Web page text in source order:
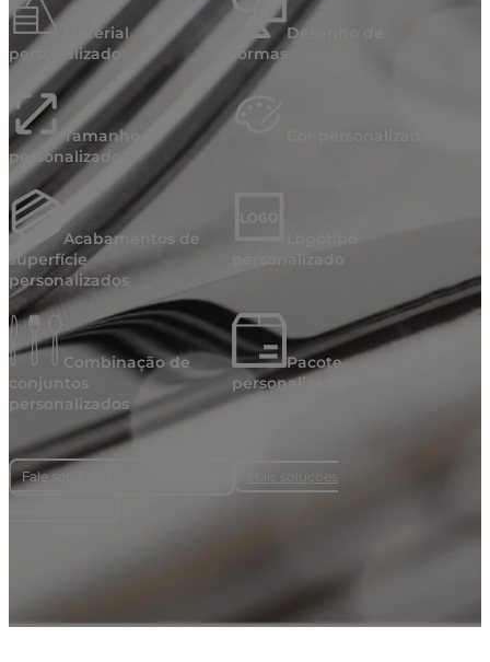
Material
personalizado
Desenho de
formas
Tamanho
personalizado
Acabamentos de
superfície
personalizados
Combinação de
conjuntos
personalizados
Pacote
personalizado
Fale sobre as suas necessidades
Mais soluções